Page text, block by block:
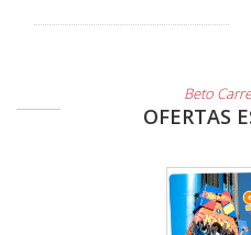
Beto
OFERTAS